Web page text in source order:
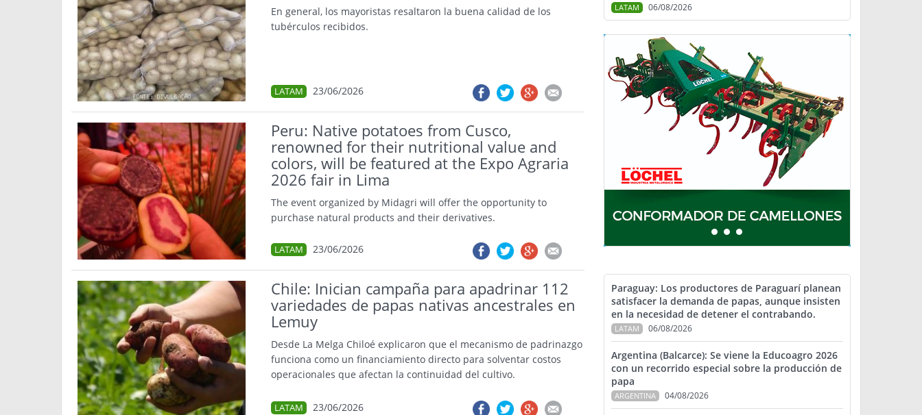
En general, los mayoristas resaltaron la buena calidad de los
tubérculos recibidos.
LATAM 23/06/2026
Peru: Native potatoes from Cusco,
renowned for their nutritional value and
colors, will be featured at the Expo Agraria
2026 fair in Lima
The event organized by Midagri will offer the opportunity to
purchase natural products and their derivatives.
LATAM 23/06/2026
Chile: Inician campaña para apadrinar 112
variedades de papas nativas ancestrales en
Lemuy
Desde La Melga Chiloé explicaron que el mecanismo de padrinazgo
funciona como un financiamiento directo para solventar costos
operacionales que afectan la continuidad del cultivo.
LATAM 23/06/2026
LATAM 06/08/2026
Paraguay: Los productores de Paraguarí planean
satisfacer la demanda de papas, aunque insisten
en la necesidad de detener el contrabando.
LATAM 06/08/2026
Argentina (Balcarce): Se viene la Educoagro 2026
con un recorrido especial sobre la producción de
papa
ARGENTINA 04/08/2026